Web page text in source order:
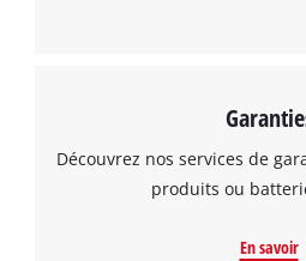
Découvrez nos services de
produits ou
En savoir